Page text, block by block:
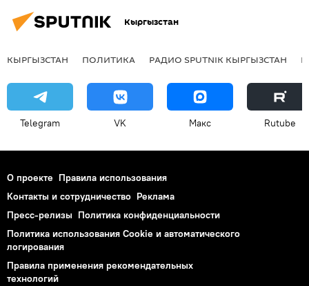
Кыргызстан
КЫРГЫЗСТАН ПОЛИТИКА РАДИО SPUTNIK КЫРГЫЗСТАН
Telegram VK Макс Rutube
О проекте Правила использования
Контакты и сотрудничество Реклама
Пресс-релизы Политика конфиденциальности
Политика использования Cookie и автоматического
логирования
Правила применения рекомендательных
технологий